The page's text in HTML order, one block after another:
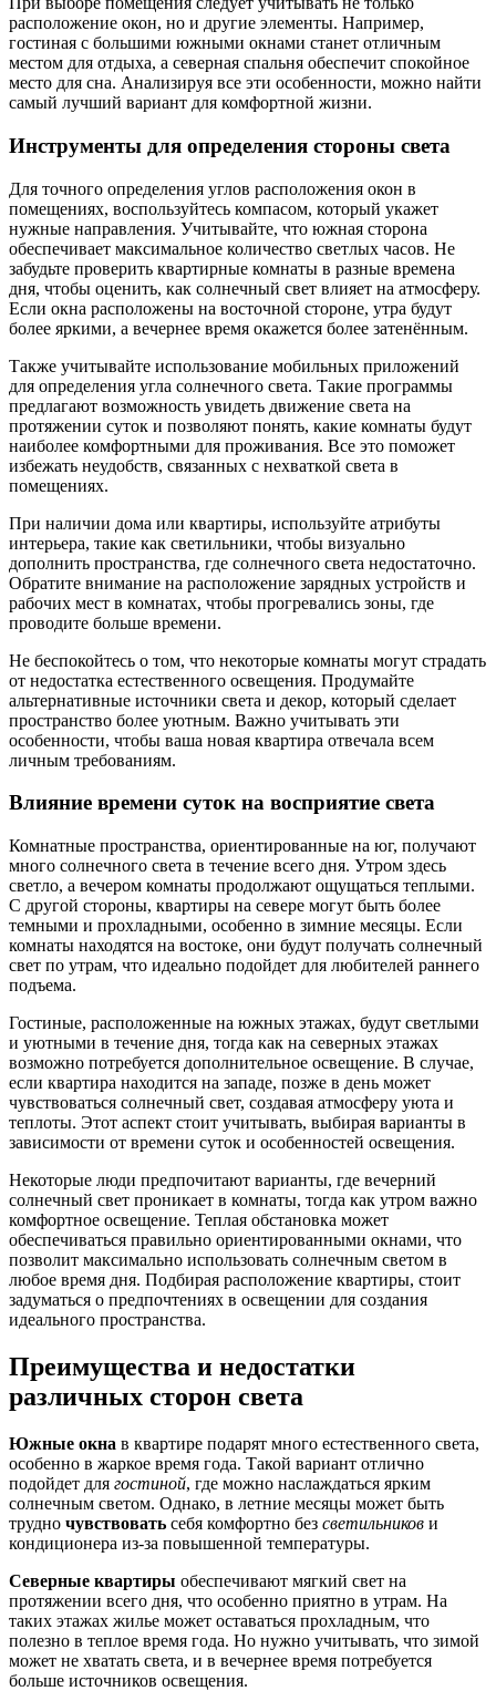
расположение окон, но и другие элементы. Например,
гостиная с большими южными окнами станет отличным
местом для отдыха, а северная спальня обеспечит спокойное
место для сна. Анализируя все эти особенности, можно найти
самый лучший вариант для комфортной жизни.
Инструменты для определения стороны света
Для точного определения углов расположения окон в
помещениях, воспользуйтесь компасом, который укажет
нужные направления. Учитывайте, что южная сторона
обеспечивает максимальное количество светлых часов. Не
забудьте проверить квартирные комнаты в разные времена
дня, чтобы оценить, как солнечный свет влияет на атмосферу.
Если окна расположены на восточной стороне, утра будут
более яркими, а вечернее время окажется более затенённым.
Также учитывайте использование мобильных приложений
для определения угла солнечного света. Такие программы
предлагают возможность увидеть движение света на
протяжении суток и позволяют понять, какие комнаты будут
наиболее комфортными для проживания. Все это поможет
избежать неудобств, связанных с нехваткой света в
помещениях.
При наличии дома или квартиры, используйте атрибуты
интерьера, такие как светильники, чтобы визуально
дополнить пространства, где солнечного света недостаточно.
Обратите внимание на расположение зарядных устройств и
рабочих мест в комнатах, чтобы прогревались зоны, где
проводите больше времени.
Не беспокойтесь о том, что некоторые комнаты могут страдать
от недостатка естественного освещения. Продумайте
альтернативные источники света и декор, который сделает
пространство более уютным. Важно учитывать эти
особенности, чтобы ваша новая квартира отвечала всем
личным требованиям.
Влияние времени суток на восприятие света
Комнатные пространства, ориентированные на юг, получают
много солнечного света в течение всего дня. Утром здесь
светло, а вечером комнаты продолжают ощущаться теплыми.
С другой стороны, квартиры на севере могут быть более
темными и прохладными, особенно в зимние месяцы. Если
комнаты находятся на востоке, они будут получать солнечный
свет по утрам, что идеально подойдет для любителей раннего
подъема.
Гостиные, расположенные на южных этажах, будут светлыми
и уютными в течение дня, тогда как на северных этажах
возможно потребуется дополнительное освещение. В случае,
если квартира находится на западе, позже в день может
чувствоваться солнечный свет, создавая атмосферу уюта и
теплоты. Этот аспект стоит учитывать, выбирая варианты в
зависимости от времени суток и особенностей освещения.
Некоторые люди предпочитают варианты, где вечерний
солнечный свет проникает в комнаты, тогда как утром важно
комфортное освещение. Теплая обстановка может
обеспечиваться правильно ориентированными окнами, что
позволит максимально использовать солнечным светом в
любое время дня. Подбирая расположение квартиры, стоит
задуматься о предпочтениях в освещении для создания
идеального пространства.
Преимущества и недостатки
различных сторон света
Южные окна в квартире подарят много естественного света,
особенно в жаркое время года. Такой вариант отлично
подойдет для гостиной, где можно наслаждаться ярким
солнечным светом. Однако, в летние месяцы может быть
трудно чувствовать себя комфортно без светильников и
кондиционера из-за повышенной температуры.
Северные квартиры обеспечивают мягкий свет на
протяжении всего дня, что особенно приятно в утрам. На
таких этажах жилье может оставаться прохладным, что
полезно в теплое время года. Но нужно учитывать, что зимой
может не хватать света, и в вечернее время потребуется
больше источников освещения.